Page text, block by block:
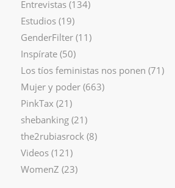
Entrevistas(134)
Estudios(19)
GenderFilter(11)
Inspírate(50)
Los tíos feministas nos ponen (71)
Mujer y poder(663)
PinkTax (21)
shebanking(21)
the2rubiasrock (8)
Videos(121)
WomenZ (23)